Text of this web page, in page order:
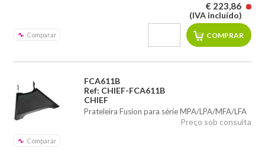
Comparar
€ 223,86
(IVA incluído)
FCA611B
Ref: CHIEF-FCA611B
CHIEF
Prateleira Fusion para série MPA/LPA/MFA/LFA
Comparar
Preço sob consulta